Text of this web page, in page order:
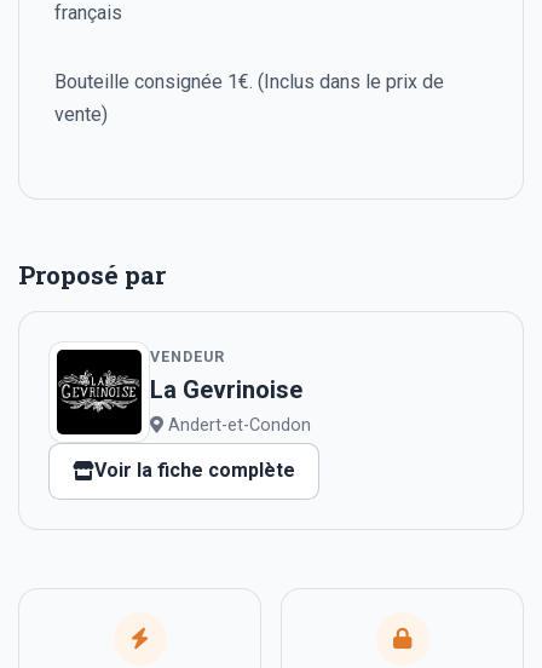
français
Bouteille consignée 1€. (Inclus dans le prix de
vente)
Proposé par
VENDEUR
La Gevrinoise
Andert-et-Condon
Voir la fiche complète